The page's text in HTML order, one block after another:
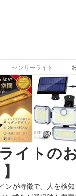
センサーライト
イトの
が特徴で、人を検